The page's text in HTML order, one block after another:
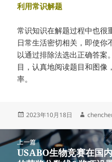
利用常识解题
常识知识在解题过程中也很
日常生活密切相关，即使你
以通过排除法选出正确答案
目，认真地阅读题目和图像
率。
发
2023年10月18日
作
章
上一篇
上
USABO生物竞赛在国